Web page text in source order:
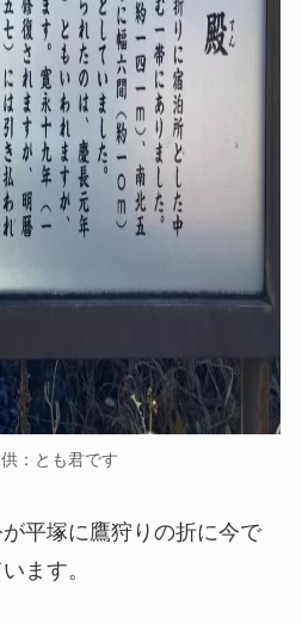
：とも君です
平塚に鷹狩りの折に今で
ます。